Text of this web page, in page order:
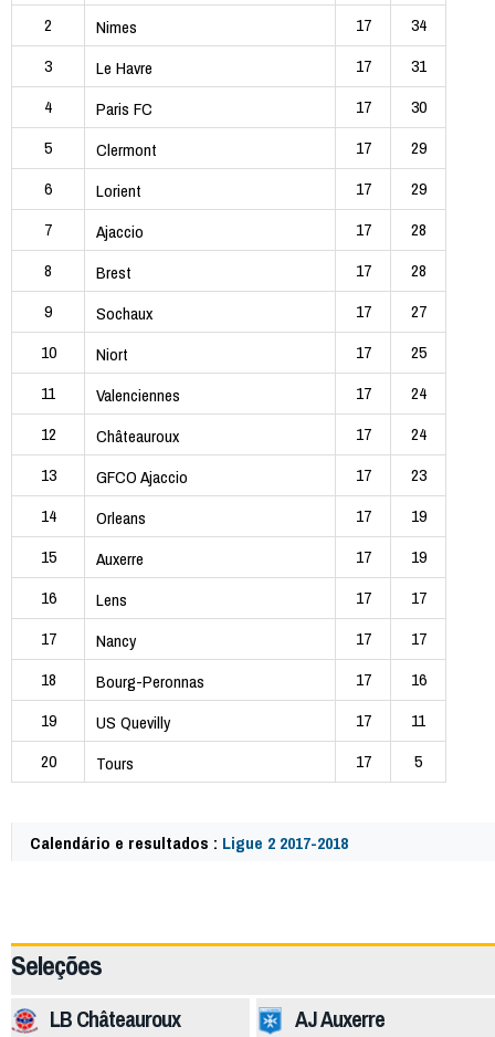
2
Nimes 17
34
3
Le Havre 17
31
4
Paris FC 17
30
5
Clermont 17
29
6
Lorient 17
29
7
Ajaccio 17
28
8
Brest 17
28
9
Sochaux 17
27
10
Niort 17
25
11
Valenciennes 17
24
12
Châteauroux 17
24
13
GFCO Ajaccio 17
23
14
Orleans 17
19
15
Auxerre 17
19
16
Lens 17
17
17
Nancy 17
17
18
Bourg-Peronnas 17
16
19
US Quevilly 17
11
20
Tours 17 5
Calendário e resultados : Ligue 2 2017-2018
Seleções
AJ Auxerre
LB Châteauroux